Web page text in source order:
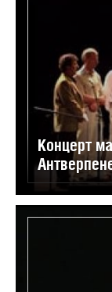
Концерт